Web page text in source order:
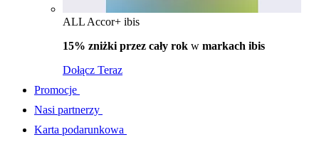
ALL Accor+ ibis
15% zniżki przez cały rok w markach ibis
Dołącz Teraz
Promocje
Nasi partnerzy
Karta podarunkowa